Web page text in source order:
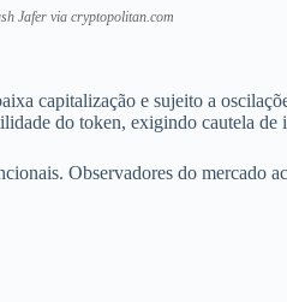
Jafer via cryptopolitan.com
capitalização e sujeito a
do token, exigindo cautela de
Observadores do mercado